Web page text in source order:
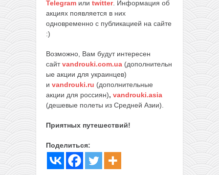
Telegram или twitter. Информация об
акциях появляется в них
одновременно с публикацией на сайте
:)
Возможно, Вам будут интересен
сайтvandrouki.com.ua (дополнительн
ые акции для украинцев)
и vandrouki.ru (дополнительные
акции для россиян), vandrouki.asia
(дешевые полеты из Средней Азии).
Приятных путешествий!
Поделиться: